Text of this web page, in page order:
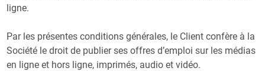
ligne.
Par les présentes conditions générales, le Client confère à la
Société le droit de publier ses offres d’emploi sur les médias
en ligne et hors ligne, imprimés, audio et vidéo.